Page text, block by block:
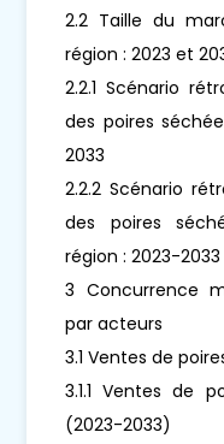
2.2 Taille du
région : 2023 et
2.2.1 Scénario
des poires
2033
2.2.2 Scénario
des poires
région : 2023-2033
3 Concurrence
par acteurs
3.1 Ventes de
3.1.1 Ventes de
(2023-2033)